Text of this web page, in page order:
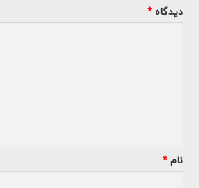
دیدگاه*
نام*